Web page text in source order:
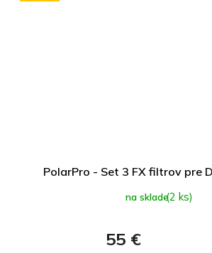
PolarPro - Set 3 FX filtrov pre
na sklade(2 ks)
55 €